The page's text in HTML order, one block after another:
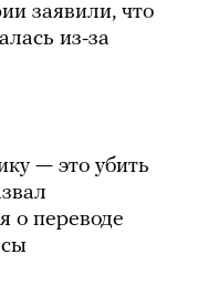
заявили, что
из-за
— это убить
о переводе